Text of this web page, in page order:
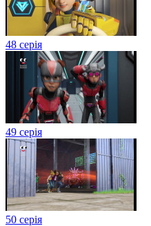
48 серія
49 серія
50 серія